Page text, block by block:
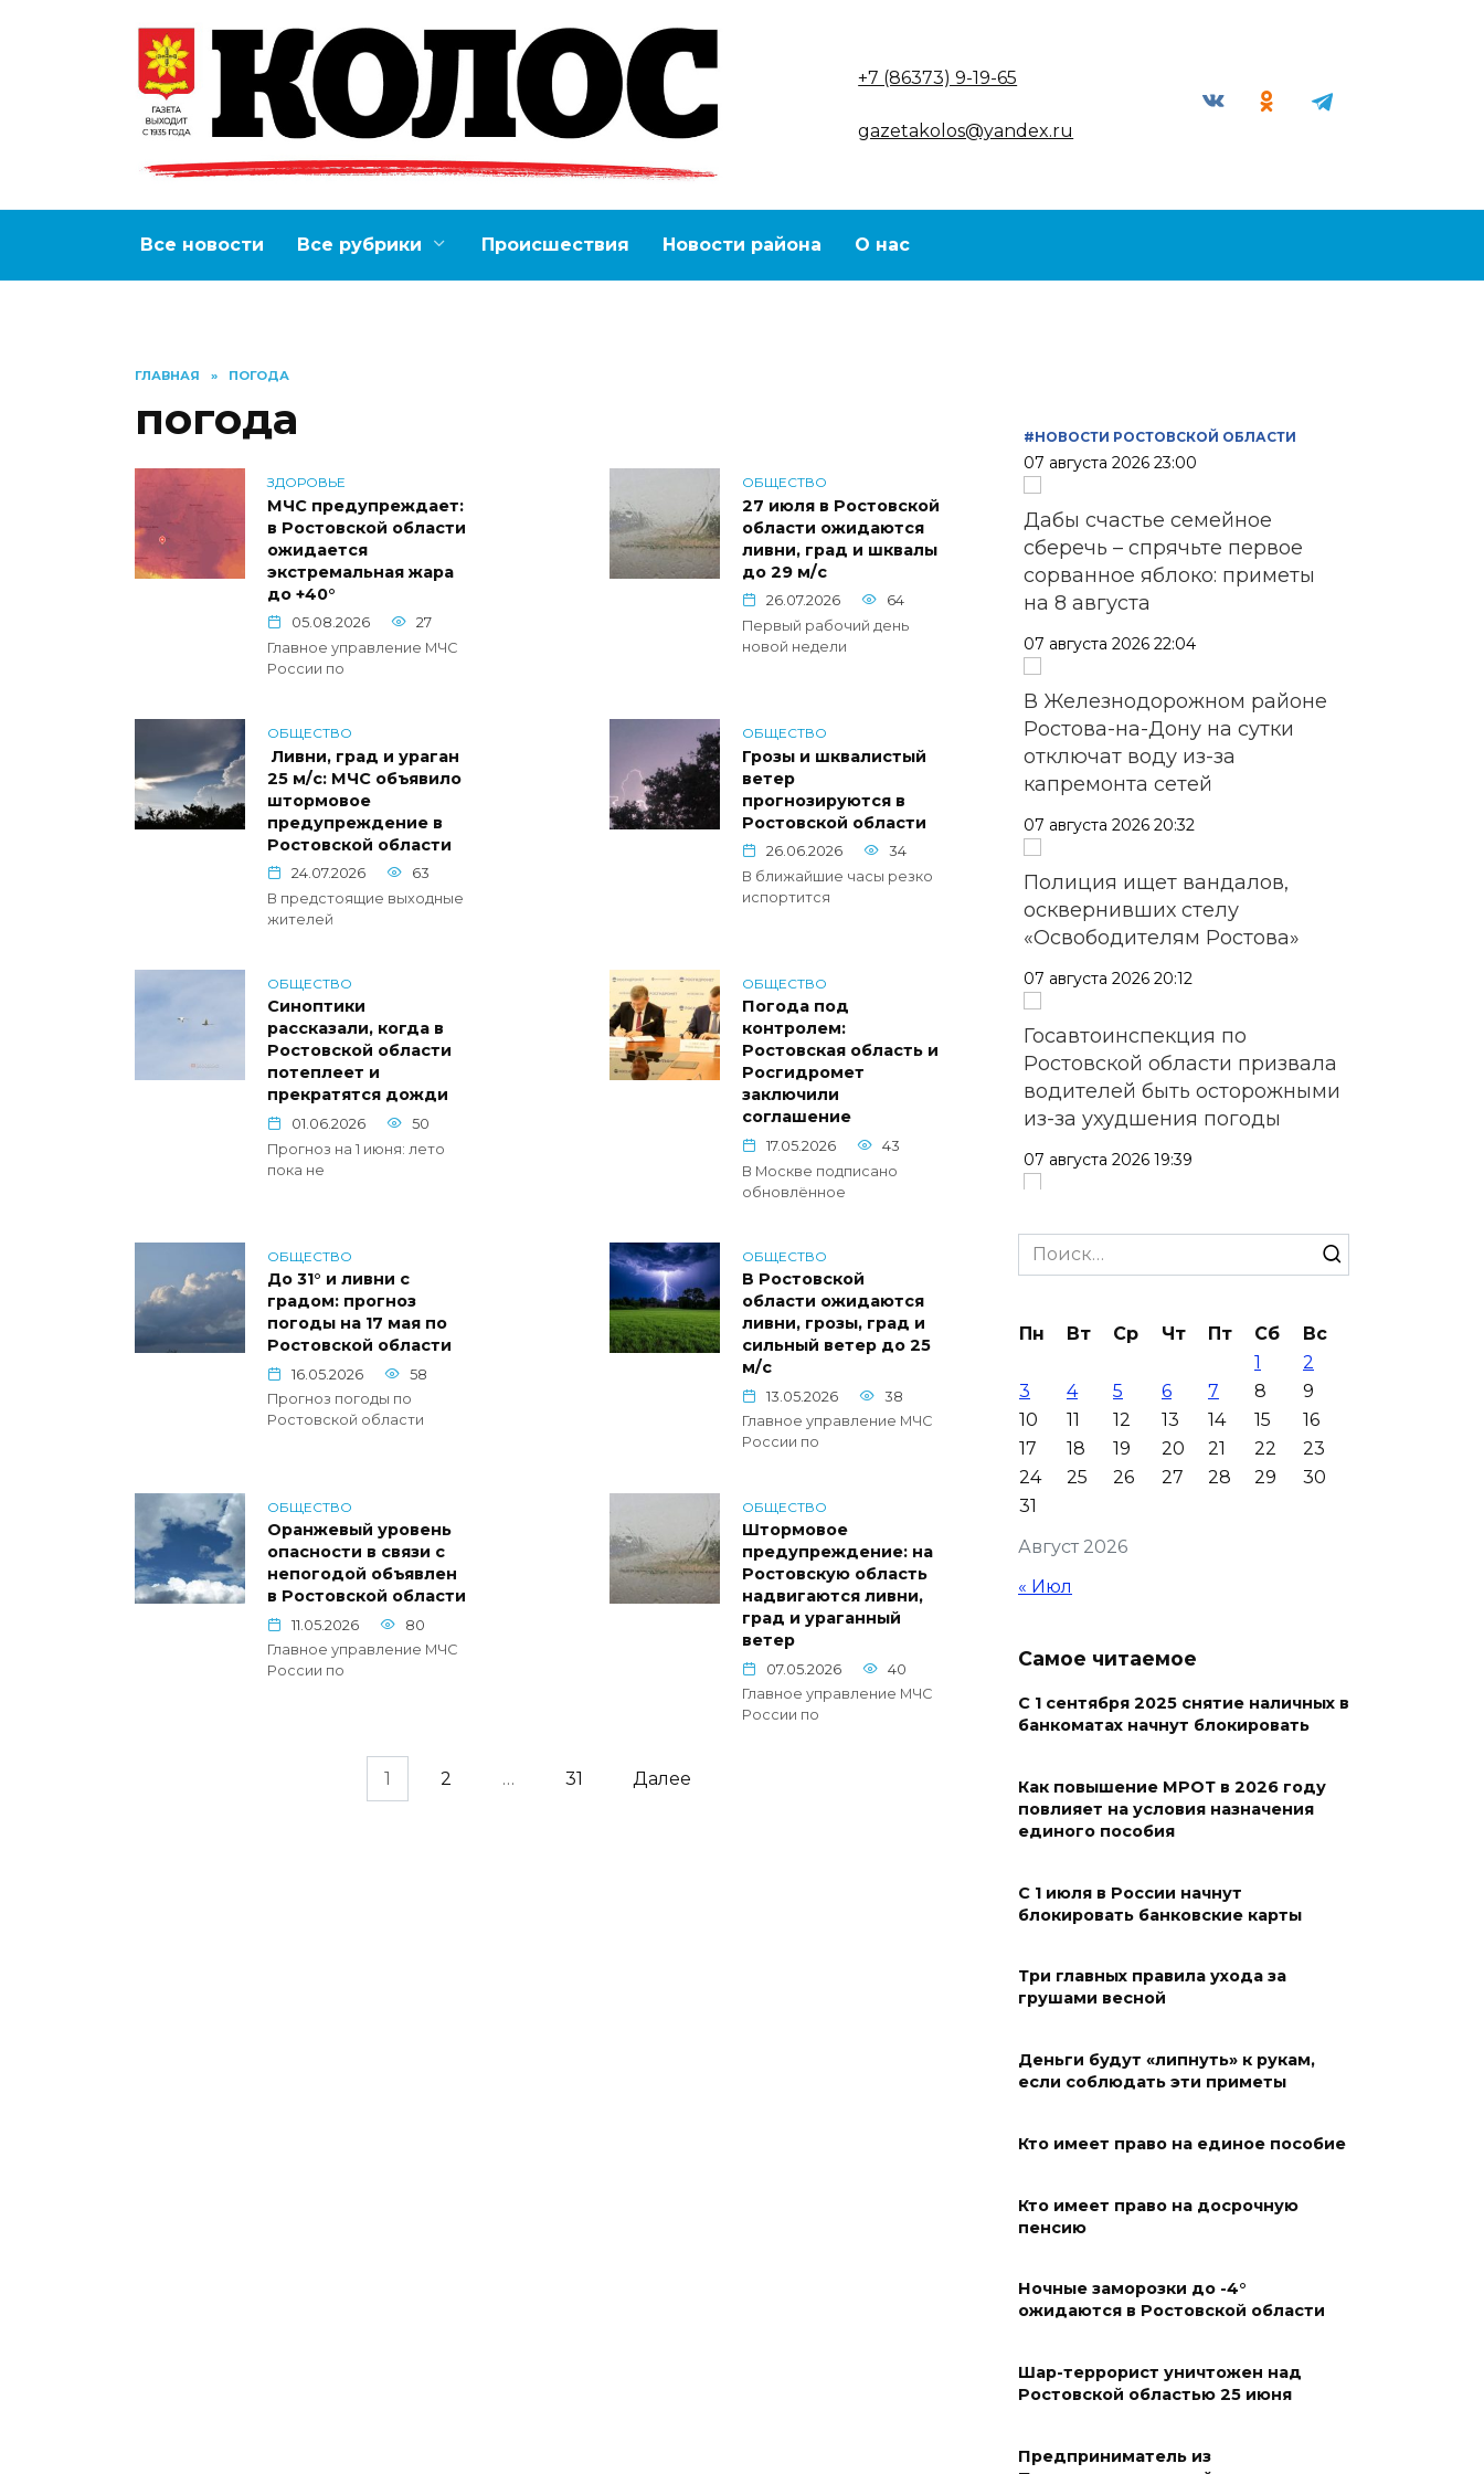
+7 (86373) 9-19-65
gazetakolos@yandex.ru
Все новости Все рубрики Происшествия Новости района О нас
ГЛАВНАЯ » ПОГОДА
погода
ЗДОРОВЬЕ
МЧС предупреждает:
в Ростовской области
ожидается
экстремальная жара
до +40°
05.08.2026
27
Главное управление МЧС
России по
ОБЩЕСТВО
27 июля в Ростовской
области ожидаются
ливни, град и шквалы
до 29 м/с
26.07.2026
64
Первый рабочий день
новой недели
ОБЩЕСТВО
Ливни, град и ураган
25 м/с: МЧС объявило
штормовое
предупреждение в
Ростовской области
24.07.2026
63
В предстоящие выходные
жителей
ОБЩЕСТВО
Грозы и шквалистый
ветер
прогнозируются в
Ростовской области
26.06.2026
34
В ближайшие часы резко
испортится
ОБЩЕСТВО
Синоптики
рассказали, когда в
Ростовской области
потеплеет и
прекратятся дожди
01.06.2026
50
Прогноз на 1 июня: лето
пока не
ОБЩЕСТВО
Погода под
контролем:
Ростовская область и
Росгидромет
заключили
соглашение
17.05.2026
43
В Москве подписано
обновлённое
ОБЩЕСТВО
До 31° и ливни с
градом: прогноз
погоды на 17 мая по
Ростовской области
16.05.2026
58
Прогноз погоды по
Ростовской области
ОБЩЕСТВО
В Ростовской
области ожидаются
ливни, грозы, град и
сильный ветер до 25
м/с
13.05.2026
38
Главное управление МЧС
России по
ОБЩЕСТВО
Оранжевый уровень
опасности в связи с
непогодой объявлен
в Ростовской области
11.05.2026
80
Главное управление МЧС
России по
ОБЩЕСТВО
Штормовое
предупреждение: на
Ростовскую область
надвигаются ливни,
град и ураганный
ветер
07.05.2026
40
Главное управление МЧС
России по
1 2 … 31 Далее
#НОВОСТИ РОСТОВСКОЙ ОБЛАСТИ
07 августа 2026 23:00
Дабы счастье семейное
сберечь – спрячьте первое
сорванное яблоко: приметы
на 8 августа
07 августа 2026 22:04
В Железнодорожном районе
Ростова-на-Дону на сутки
отключат воду из-за
капремонта сетей
07 августа 2026 20:32
Полиция ищет вандалов,
осквернивших стелу
«Освободителям Ростова»
07 августа 2026 20:12
Госавтоинспекция по
Ростовской области призвала
водителей быть осторожными
из-за ухудшения погоды
07 августа 2026 19:39
и турниры: как в Ростове
отметят День физкультурника
В Таганроге из-за аварии
отключили свет на четырех
улицах
07 августа 2026 18:42
2000 жителей бесплатно
осваивают новые профессии
тысяч детей: в Ростовской
области продолжается
07 августа 2026 18:30
в донской столице
07 августа 2026 18:28
«Метеор» «Андрей Байков»
Меры поддержки после ЧС
взаимодействие участников
избирательного процесса в
07 августа 2026 17:14
В Ростове доходный дом
Емельяновых на Большой
специалисты
Search
for:
Август 2026
Пн Вт Ср Чт Пт Сб
Вс
1
2
3
4 5 6 7 8
9
10
11 12 13 14 15
16
17
18 19 20 21 22
23
24
25 26 27 28 29
30
31
« Июл
Самое читаемое
С 1 сентября 2025 снятие наличных в
банкоматах начнут блокировать
Как повышение МРОТ в 2026 году
повлияет на условия назначения
единого пособия
С 1 июля в России начнут
блокировать банковские карты
Три главных правила ухода за
грушами весной
Деньги будут «липнуть» к рукам,
если соблюдать эти приметы
Кто имеет право на единое пособие
Кто имеет право на досрочную
пенсию
Ночные заморозки до -4°
ожидаются в Ростовской области
Шар-террорист уничтожен над
Ростовской областью 25 июня
Предприниматель из